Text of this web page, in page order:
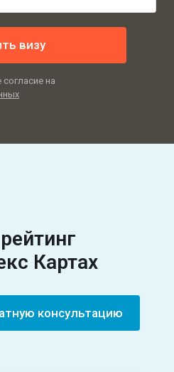
визу
на
Картах
консультацию